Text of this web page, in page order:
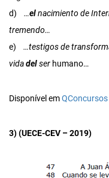
d)
…elnacimiento de
tremendo…
e) …testigos de
vidadelser humano…
Disponível emQConcursos
3) (UECE-CEV – 2019)